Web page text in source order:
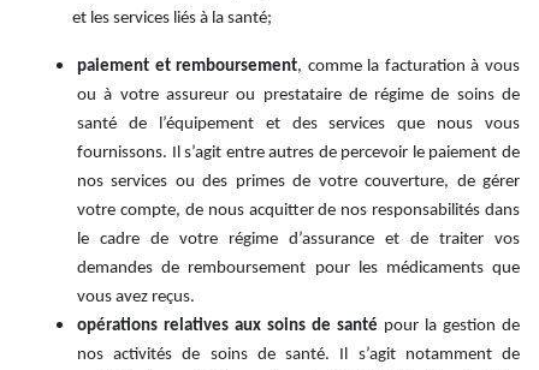
et les services liés à la santé;
paiement et remboursement, comme la facturation à vous
ou à votre assureur ou prestataire de régime de soins de
santé de l’équipement et des services que nous vous
fournissons. Il s’agit entre autres de percevoir le paiement de
nos services ou des primes de votre couverture, de gérer
votre compte, de nous acquitter de nos responsabilités dans
le cadre de votre régime d’assurance et de traiter vos
demandes de remboursement pour les médicaments que
vous avez reçus.
opérations relatives aux soins de santé pour la gestion de
nos activités de soins de santé. Il s’agit notamment de